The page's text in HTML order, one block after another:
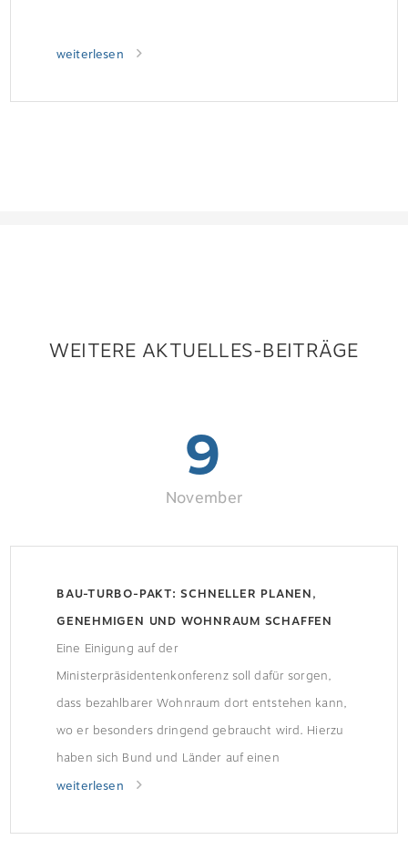
weiterlesen
WEITERE AKTUELLES-BEITRÄGE
9
November
BAU-TURBO-PAKT: SCHNELLER PLANEN,
GENEHMIGEN UND WOHNRAUM SCHAFFEN
Eine Einigung auf der
Ministerpräsidentenkonferenz soll dafür sorgen,
dass bezahlbarer Wohnraum dort entstehen kann,
wo er besonders dringend gebraucht wird. Hierzu
haben sich Bund und Länder auf einen
Beschleunigungspakt zur Verschlankung von
Genehmigungsverfahren geeinigt.
weiterlesen